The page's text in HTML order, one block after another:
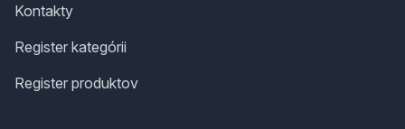
Kontakty
Register kategórii
Register produktov